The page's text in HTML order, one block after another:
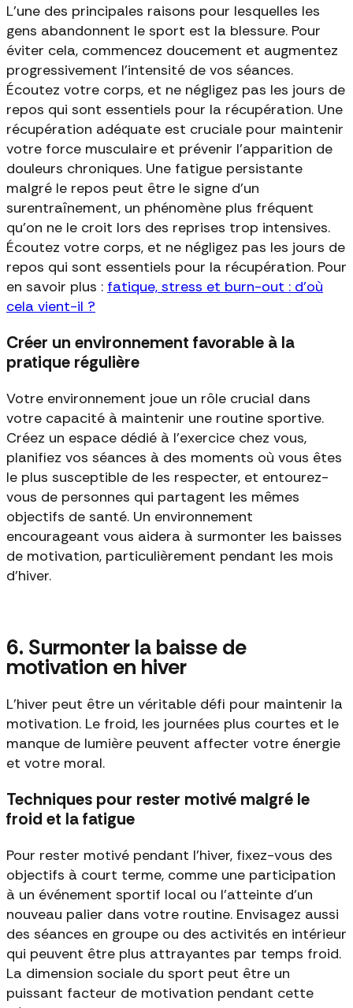
L'une des principales raisons pour lesquelles les
gens abandonnent le sport est la blessure. Pour
éviter cela, commencez doucement et augmentez
progressivement l'intensité de vos séances.
Écoutez votre corps, et ne négligez pas les jours de
repos qui sont essentiels pour la récupération. Une
récupération adéquate est cruciale pour maintenir
votre force musculaire et prévenir l'apparition de
douleurs chroniques. Une fatigue persistante
malgré le repos peut être le signe d'un
surentraînement, un phénomène plus fréquent
qu'on ne le croit lors des reprises trop intensives.
Écoutez votre corps, et ne négligez pas les jours de
repos qui sont essentiels pour la récupération. Pour
en savoir plus : fatique, stress et burn-out : d'où
cela vient-il ?
Créer un environnement favorable à la
pratique régulière
Votre environnement joue un rôle crucial dans
votre capacité à maintenir une routine sportive.
Créez un espace dédié à l'exercice chez vous,
planifiez vos séances à des moments où vous êtes
le plus susceptible de les respecter, et entourez-
vous de personnes qui partagent les mêmes
objectifs de santé. Un environnement
encourageant vous aidera à surmonter les baisses
de motivation, particulièrement pendant les mois
d'hiver.
6. Surmonter la baisse de
motivation en hiver
L’hiver peut être un véritable défi pour maintenir la
motivation. Le froid, les journées plus courtes et le
manque de lumière peuvent affecter votre énergie
et votre moral.
Techniques pour rester motivé malgré le
froid et la fatigue
Pour rester motivé pendant l'hiver, fixez-vous des
objectifs à court terme, comme une participation
à un événement sportif local ou l'atteinte d'un
nouveau palier dans votre routine. Envisagez aussi
des séances en groupe ou des activités en intérieur
qui peuvent être plus attrayantes par temps froid.
La dimension sociale du sport peut être un
puissant facteur de motivation pendant cette